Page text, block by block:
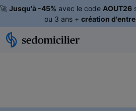
🚀 Jusqu'à -45% avec le code AOUT26
ou 3 ans + création